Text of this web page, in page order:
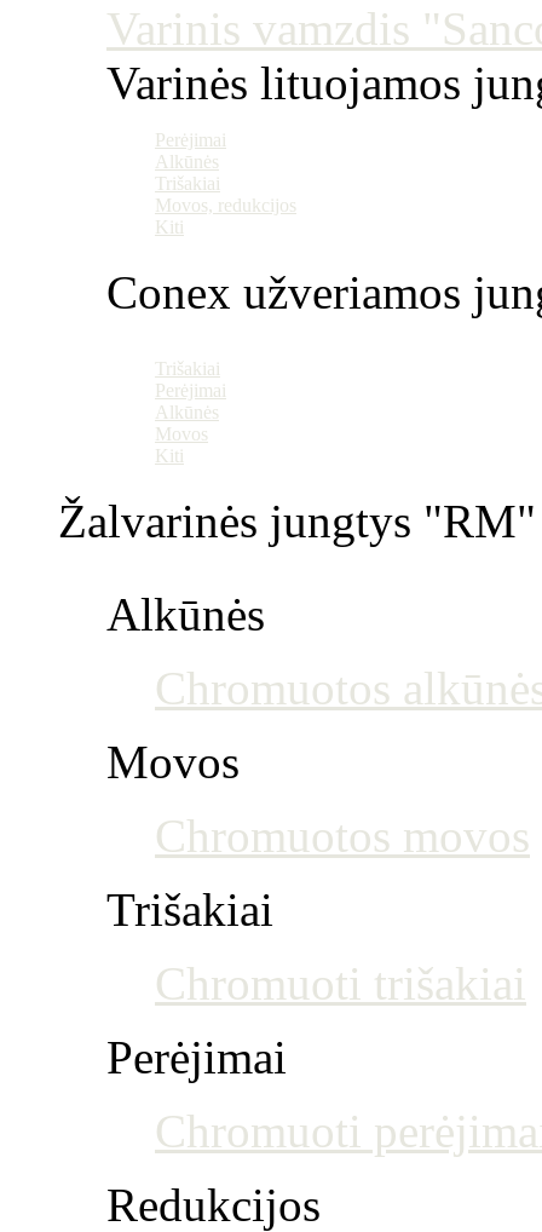
Varinis vamzdis
Varinės lituojamos
Perėjimai
Alkūnės
Trišakiai
Movos, redukcijos
Kiti
Conex užveriamos
Trišakiai
Perėjimai
Alkūnės
Movos
Kiti
Žalvarinės jungtys
Alkūnės
Chromuotos
Movos
Chromuotos movos
Trišakiai
Chromuoti trišakiai
Perėjimai
Chromuoti
Redukcijos